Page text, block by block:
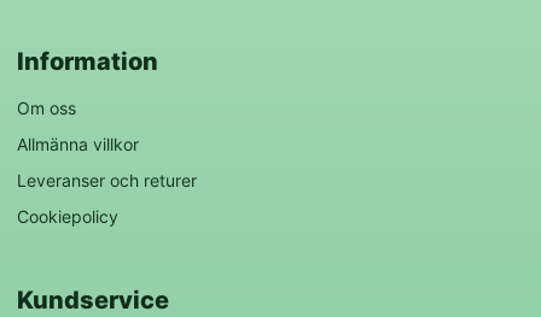
Information
Om oss
Allmänna villkor
Leveranser och returer
Cookiepolicy
Kundservice